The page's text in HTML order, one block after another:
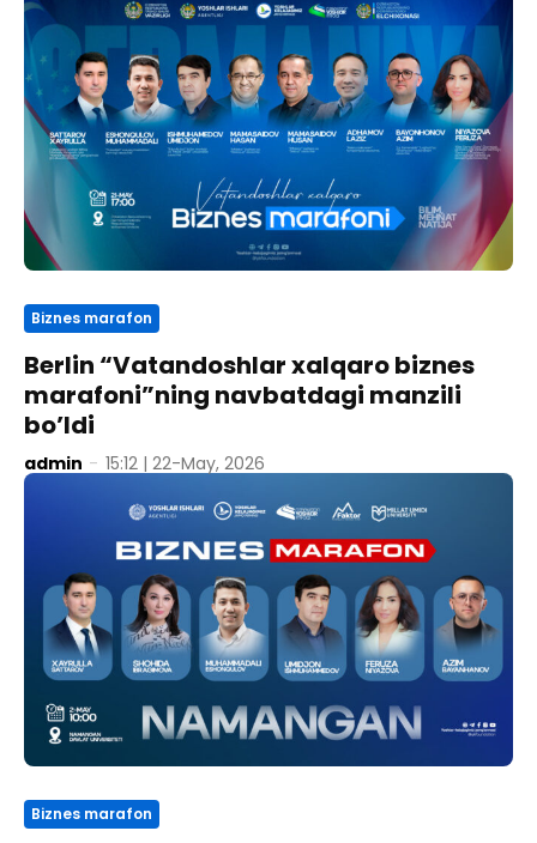
Biznes marafon
Berlin “Vatandoshlar xalqaro biznes
marafoni”ning navbatdagi manzili
bo’ldi
admin - 15:12 | 22-May, 2026
Biznes marafon